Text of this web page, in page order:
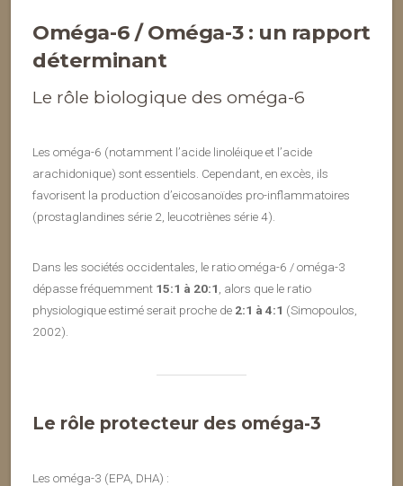
Oméga-6 / Oméga-3 : un rapport
déterminant
Le rôle biologique des oméga-6
Les oméga-6 (notamment l’acide linoléique et l’acide
arachidonique) sont essentiels. Cependant, en excès, ils
favorisent la production d’eicosanoïdes pro-inflammatoires
(prostaglandines série 2, leucotriènes série 4).
Dans les sociétés occidentales, le ratio oméga-6 / oméga-3
dépasse fréquemment 15:1 à 20:1 , alors que le ratio
physiologique estimé serait proche de 2:1 à 4:1 (Simopoulos,
2002).
Le rôle protecteur des oméga-3
Les oméga-3 (EPA, DHA) :